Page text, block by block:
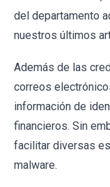
del departamento
nuestros últimos
Además de las
correos
información de
financieros. Sin
facilitar diversas
malware.